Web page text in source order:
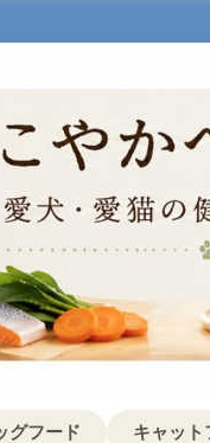
グフード キャット